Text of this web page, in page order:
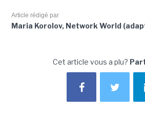
Article rédigé par
Maria Korolov, Network World
Cet article vous a plu?